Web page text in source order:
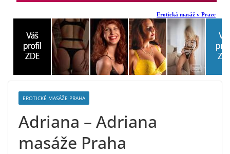
EROTICKÉ MASÁŽE PRAHA
Adriana – Adriana
masáže Praha